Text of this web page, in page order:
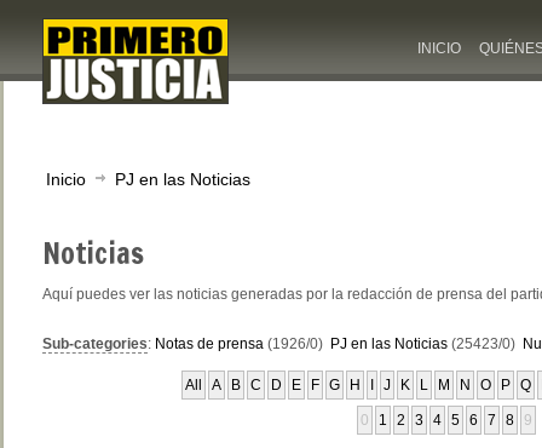
INICIO
Inicio PJ en las Noticias
Noticias
Aquí puedes ver las noticias generadas por la redacción de prensa del
Sub-categories: Notas de prensa (1926/0) PJ en las Noticias (25423/0)
All A B C D E F G H J K L M N O P Q
0 1 2 3 4 5 6 7 8 9